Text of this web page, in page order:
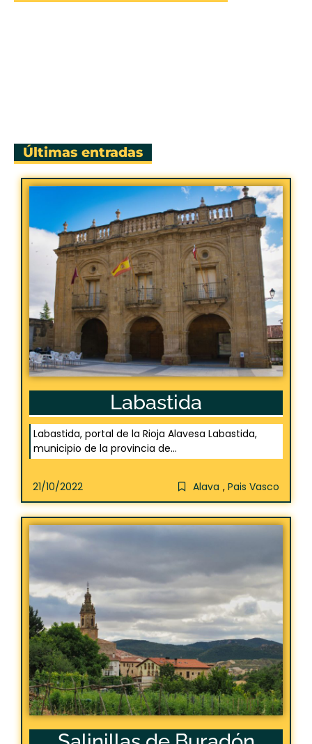
Últimas entradas
Labastida
Labastida, portal de la Rioja Alavesa Labastida,
municipio de la provincia de...
21/10/2022 Alava , Pais Vasco